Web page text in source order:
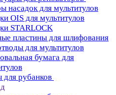
насадок для мультитулов
OIS для мультитулов
STARLOCK
пластины для шлифования
для мультитулов
бумага для
для рубанков